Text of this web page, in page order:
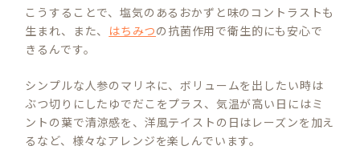
こうすることで、塩気のあるおかずと味のコントラストも
生まれ、また、 はちみつの抗菌作用で衛生的にも安心で
きるんです。
シンプルな人参のマリネに、ボリュームを出したい時は
ぶつ切りにしたゆでだこをプラス、気温が高い日にはミ
ントの葉で清涼感を、洋風テイストの日はレーズンを加え
るなど、様々なアレンジを楽しんでいます。